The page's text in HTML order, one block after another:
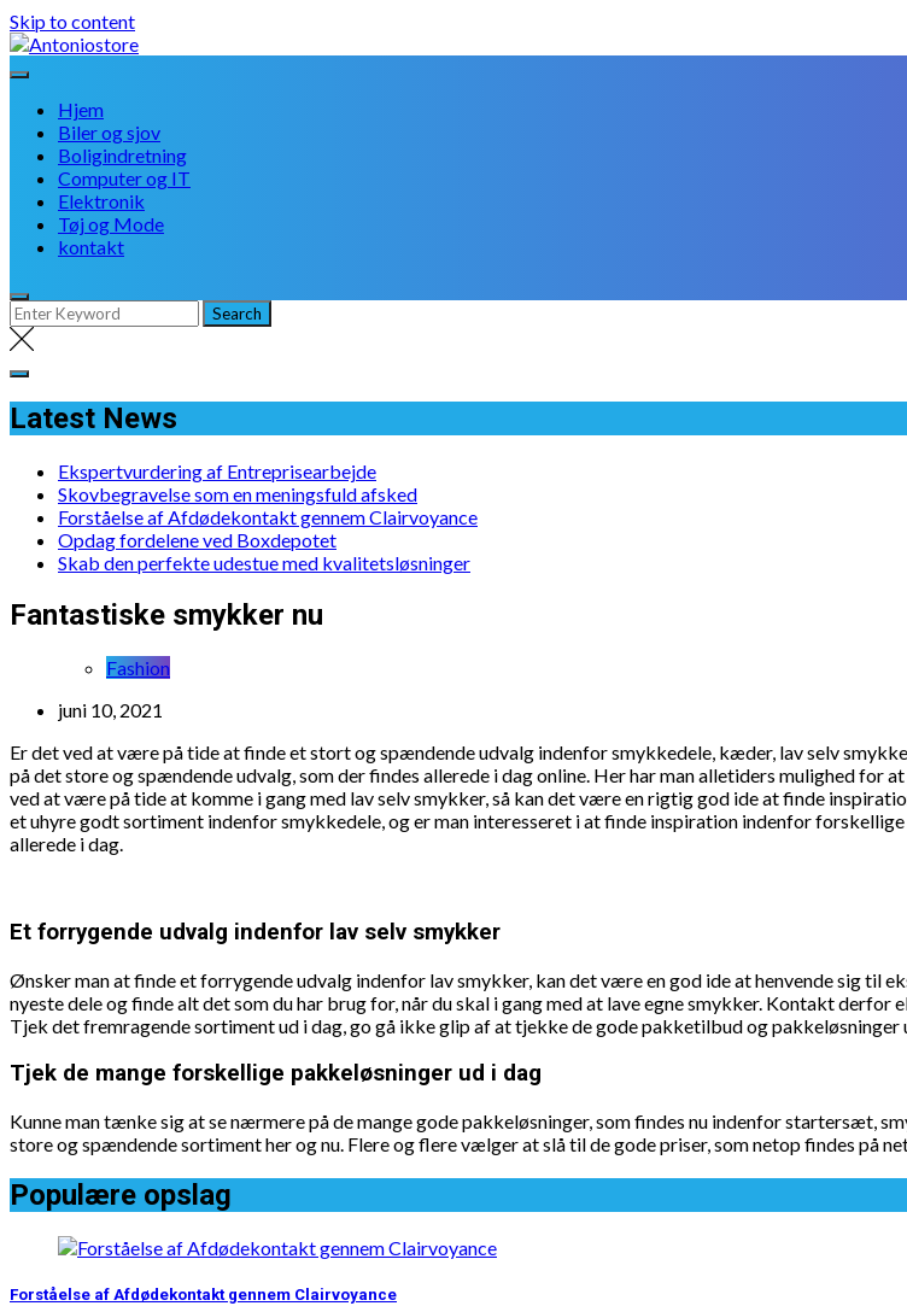
Skip to content
Hjem
Biler og sjov
Boligindretning
Computer og IT
Elektronik
Tøj og Mode
kontakt
Latest News
Ekspertvurdering af Entreprisearbejde
Skovbegravelse som en meningsfuld afsked
Forståelse af Afdødekontakt gennem Clairvoyance
Opdag fordelene ved Boxdepotet
Skab den perfekte udestue med kvalitetsløsninger
Fantastiske smykker nu
Fashion
juni 10, 2021
Er det ved at være på tide at finde et stort og spændende udvalg indenfor smykkedele, kæder, lav selv
på det store og spændende udvalg, som der findes allerede i dag online. Her har man alletiders mulighed
ved at være på tide at komme i gang med lav selv smykker, så kan det være en rigtig god ide at finde
et uhyre godt sortiment indenfor smykkedele, og er man interesseret i at finde inspiration indenfor
allerede i dag.
Et forrygende udvalg indenfor lav selv smykker
Ønsker man at finde et forrygende udvalg indenfor lav smykker, kan det være en god ide at henvende sig
nyeste dele og finde alt det som du har brug for, når du skal i gang med at lave egne smykker. Kontakt
Tjek det fremragende sortiment ud i dag, go gå ikke glip af at tjekke de gode pakketilbud og pakkeløsninger
Tjek de mange forskellige pakkeløsninger ud i dag
Kunne man tænke sig at se nærmere på de mange gode pakkeløsninger, som findes nu indenfor startersæt,
store og spændende sortiment her og nu. Flere og flere vælger at slå til de gode priser, som netop findes på
Populære opslag
Forståelse af Afdødekontakt gennem Clairvoyance